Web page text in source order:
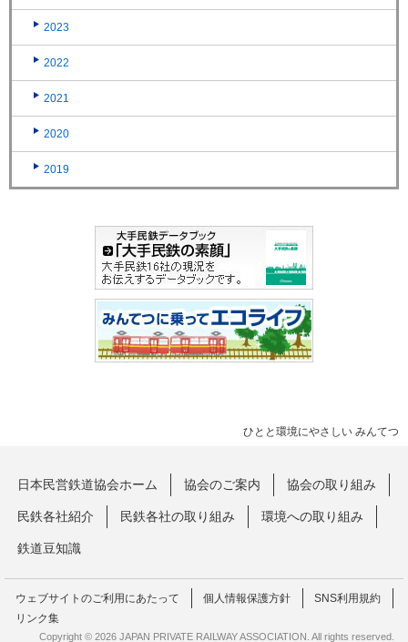
2023
2022
2021
2020
2019
ひとと環境にやさしい みんてつ
日本民営鉄道協会ホーム 協会のご案内 協会の取り組み
民鉄各社紹介 民鉄各社の取り組み 環境への取り組み
鉄道豆知識
ウェブサイトのご利用にあたって 個人情報保護方針
SNS利用規約
リンク集
Copyright © 2026 JAPAN PRIVATE RAILWAY ASSOCIATION. All rights reserved.